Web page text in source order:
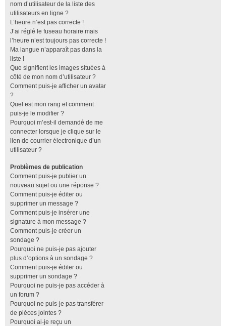
nom d’utilisateur de la liste des
utilisateurs en ligne ?
L’heure n’est pas correcte !
J’ai réglé le fuseau horaire mais
l’heure n’est toujours pas correcte !
Ma langue n’apparaît pas dans la
liste !
Que signifient les images situées à
côté de mon nom d’utilisateur ?
Comment puis-je afficher un avatar
?
Quel est mon rang et comment
puis-je le modifier ?
Pourquoi m’est-il demandé de me
connecter lorsque je clique sur le
lien de courrier électronique d’un
utilisateur ?
Problèmes de publication
Comment puis-je publier un
nouveau sujet ou une réponse ?
Comment puis-je éditer ou
supprimer un message ?
Comment puis-je insérer une
signature à mon message ?
Comment puis-je créer un
sondage ?
Pourquoi ne puis-je pas ajouter
plus d’options à un sondage ?
Comment puis-je éditer ou
supprimer un sondage ?
Pourquoi ne puis-je pas accéder à
un forum ?
Pourquoi ne puis-je pas transférer
de pièces jointes ?
Pourquoi ai-je reçu un